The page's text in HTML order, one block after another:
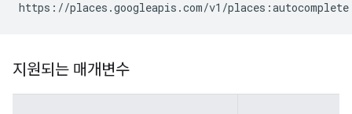
지원되는 매개변수